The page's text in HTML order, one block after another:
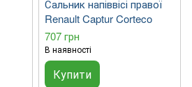
Сальник напіввісі правої
Renault Captur Corteco
707 грн
В наявності
Купити